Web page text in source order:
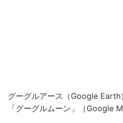
グーグルアース（Google Earth
「グーグルムーン」（Google